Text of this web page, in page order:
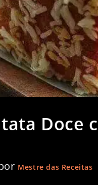
Doce
Mestre das Receitas